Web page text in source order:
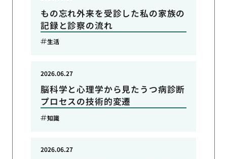
もの忘れ外来を受診した私の家族の
記録と診察の流れ
生活
脳科学と心理学から見たうつ病診断
プロセスの技術的変遷
2026.06.27
知識
2026.06.27